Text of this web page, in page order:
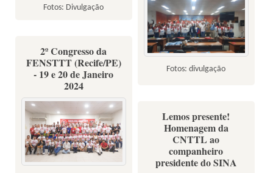
Fotos: Divulgação
Fotos: divulgação
2º Congresso da
FENSTTT (Recife/PE)
- 19 e 20 de Janeiro
2024
Lemos presente!
Homenagem da
CNTTL ao
companheiro
presidente do SINA